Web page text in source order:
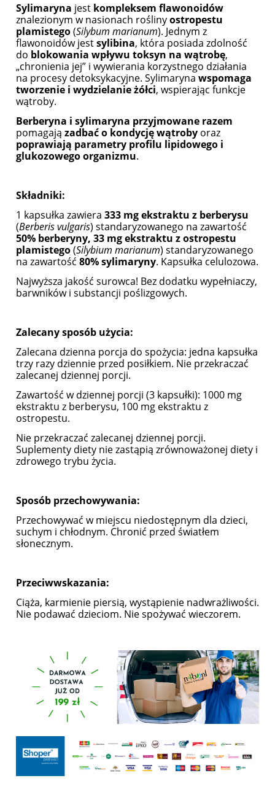
Sylimaryna jest kompleksem flawonoidów
znalezionym w nasionach roślinyostropestu
plamistego(Silybum marianum). Jednym z
flawonoidów jestsylibina, która posiada zdolność
do blokowania wpływu toksyn na wątrobę,
„chronienia jej” i wywierania korzystnego działania
na procesy detoksykacyjne. Sylimaryna wspomaga
tworzenie i wydzielanie żółci, wspierając funkcje
wątroby.
Berberyna i sylimaryna przyjmowane razem
pomagają zadbać o kondycję wątroby oraz
poprawiają parametry profilu lipidowego i
glukozowego organizmu.
Składniki:
1 kapsułka zawiera 333 mg ekstraktu z berberysu
(Berberis vulgaris) standaryzowanego na zawartość
50% berberyny, 33 mg ekstraktu z ostropestu
plamistego(Silybium marianum) standaryzowanego
na zawartość 80% sylimaryny. Kapsułka celulozowa.
Najwyższa jakość surowca! Bez dodatku wypełniaczy,
barwników i substancji poślizgowych.
Zalecany sposób użycia:
Zalecana dzienna porcja do spożycia: jedna kapsułka
trzy razy dziennie przed posiłkiem. Nie przekraczać
zalecanej dziennej porcji.
Zawartość w dziennej porcji (3 kapsułki): 1000 mg
ekstraktu z berberysu, 100 mg ekstraktu z
ostropestu.
Nie przekraczać zalecanej dziennej porcji.
Suplementy diety nie zastąpią zrównoważonej diety i
zdrowego trybu życia.
Sposób przechowywania:
Przechowywać w miejscu niedostępnym dla dzieci,
suchym i chłodnym. Chronić przed światłem
słonecznym.
Przeciwwskazania:
Ciąża, karmienie piersią, wystąpienie nadwrażliwości.
Nie podawać dzieciom. Nie spożywać wieczorem.